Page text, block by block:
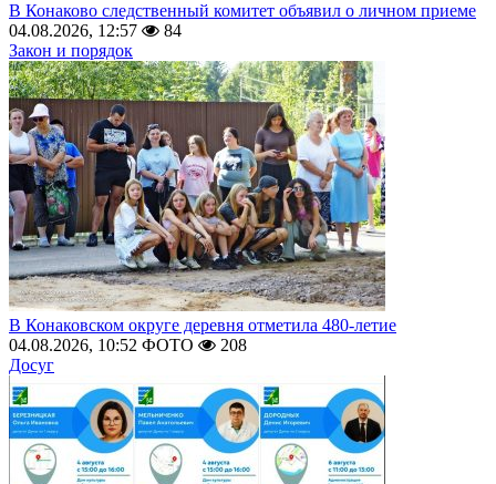
В Конаково следственный комитет объявил о личном приеме
04.08.2026, 12:57
84
Закон и порядок
В Конаковском округе деревня отметила 480-летие
04.08.2026, 10:52 ФОТО
208
Досуг